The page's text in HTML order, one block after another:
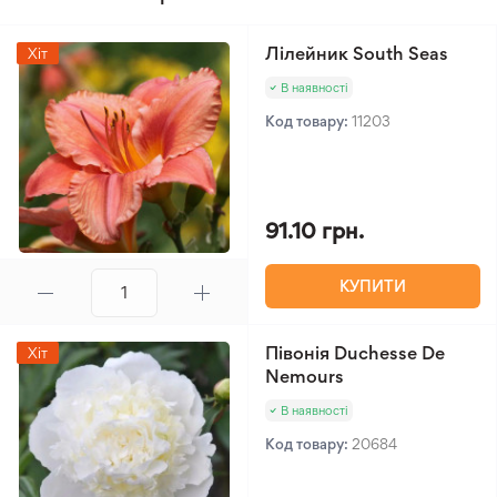
Хіт Лілейник South Seas
В наявності
Код товару: 11203
91.10 грн.
КУПИТИ
Хіт
Півонія Duchesse De
Nemours
В наявності
Код товару: 20684